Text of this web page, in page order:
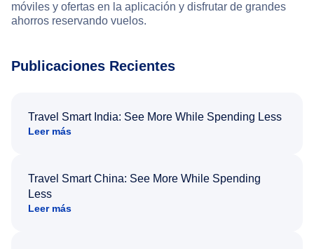
móviles y ofertas en la aplicación y disfrutar de grandes
ahorros reservando vuelos.
Publicaciones Recientes
Travel Smart India: See More While Spending Less
Leer más
Travel Smart China: See More While Spending
Less
Leer más